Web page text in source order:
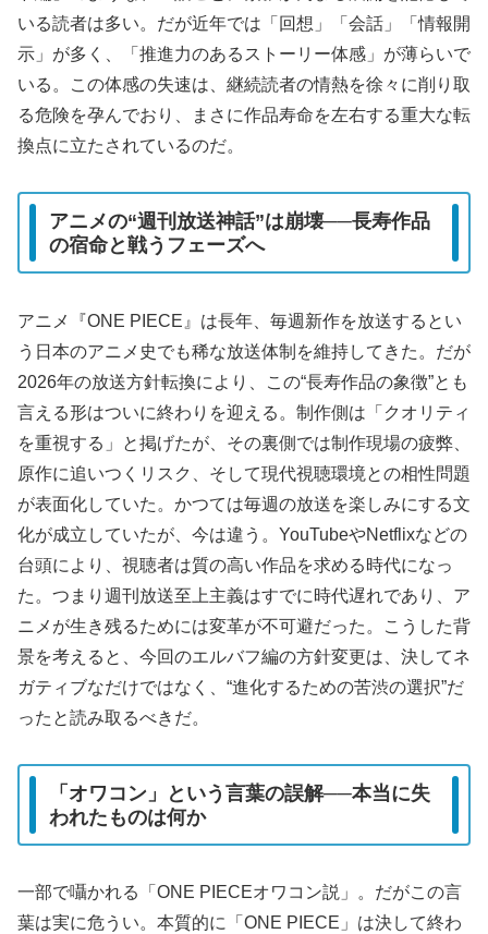
いる読者は多い。だが近年では「回想」「会話」「情報開
示」が多く、「推進力のあるストーリー体感」が薄らいで
いる。この体感の失速は、継続読者の情熱を徐々に削り取
る危険を孕んでおり、まさに作品寿命を左右する重大な転
換点に立たされているのだ。
アニメの“週刊放送神話”は崩壊──長寿作品
の宿命と戦うフェーズへ
アニメ『ONE PIECE』は長年、毎週新作を放送するとい
う日本のアニメ史でも稀な放送体制を維持してきた。だが
2026年の放送方針転換により、この“長寿作品の象徴”とも
言える形はついに終わりを迎える。制作側は「クオリティ
を重視する」と掲げたが、その裏側では制作現場の疲弊、
原作に追いつくリスク、そして現代視聴環境との相性問題
が表面化していた。かつては毎週の放送を楽しみにする文
化が成立していたが、今は違う。YouTubeやNetflixなどの
台頭により、視聴者は質の高い作品を求める時代になっ
た。つまり週刊放送至上主義はすでに時代遅れであり、ア
ニメが生き残るためには変革が不可避だった。こうした背
景を考えると、今回のエルバフ編の方針変更は、決してネ
ガティブなだけではなく、“進化するための苦渋の選択”だ
ったと読み取るべきだ。
「オワコン」という言葉の誤解──本当に失
われたものは何か
一部で囁かれる「ONE PIECEオワコン説」。だがこの言
葉は実に危うい。本質的に「ONE PIECE」は決して終わ